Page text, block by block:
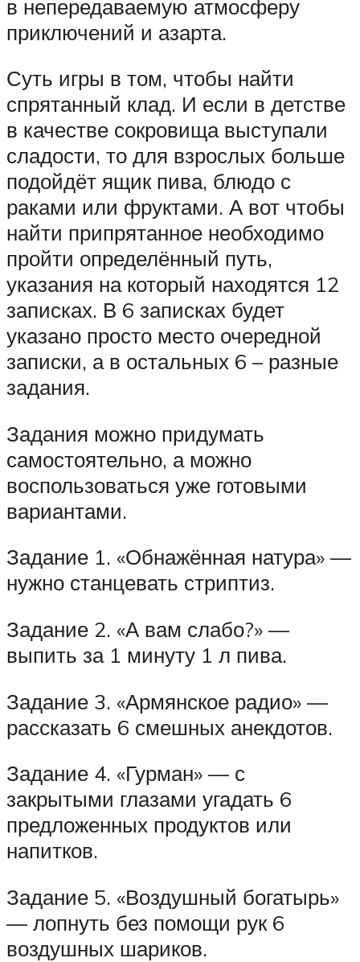
в непередаваемую атмосферу
приключений и азарта.
Суть игры в том, чтобы найти
спрятанный клад. И если в детстве
в качестве сокровища выступали
сладости, то для взрослых больше
подойдёт ящик пива, блюдо с
раками или фруктами. А вот чтобы
найти припрятанное необходимо
пройти определённый путь,
указания на который находятся 12
записках. В 6 записках будет
указано просто место очередной
записки, а в остальных 6 – разные
задания.
Задания можно придумать
самостоятельно, а можно
воспользоваться уже готовыми
вариантами.
Задание 1. «Обнажённая натура» —
нужно станцевать стриптиз.
Задание 2. «А вам слабо?» —
выпить за 1 минуту 1 л пива.
Задание 3. «Армянское радио» —
рассказать 6 смешных анекдотов.
Задание 4. «Гурман» — с
закрытыми глазами угадать 6
предложенных продуктов или
напитков.
Задание 5. «Воздушный богатырь»
— лопнуть без помощи рук 6
воздушных шариков.